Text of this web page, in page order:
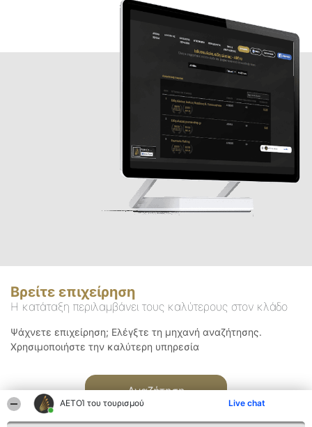
ΑΕΤΟΊ του τουρισμού Live chat
Βρείτε επιχείρηση
Η κατάταξη περιλαμβάνει τους καλύτερους στον κλάδο
Ψάχνετε επιχείρηση; Ελέγξτε τη μηχανή αναζήτησης.
Χρησιμοποιήστε την καλύτερη υπηρεσία
Αναζήτηση